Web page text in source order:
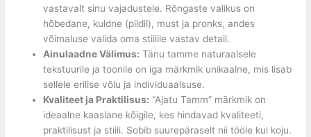
vastavalt sinu vajadustele. Rõngaste valikus on
hõbedane, kuldne (pildil), must ja pronks, andes
võimaluse valida oma stiilile vastav detail.
Ainulaadne Välimus: Tänu tamme naturaalsele
tekstuurile ja toonile on iga märkmik unikaalne, mis lisab
sellele erilise võlu ja individuaalsuse.
Kvaliteet ja Praktilisus: “Ajatu Tamm” märkmik on
ideaalne kaaslane kõigile, kes hindavad kvaliteeti,
praktilisust ja stiili. Sobib suurepäraselt nii tööle kui koju.